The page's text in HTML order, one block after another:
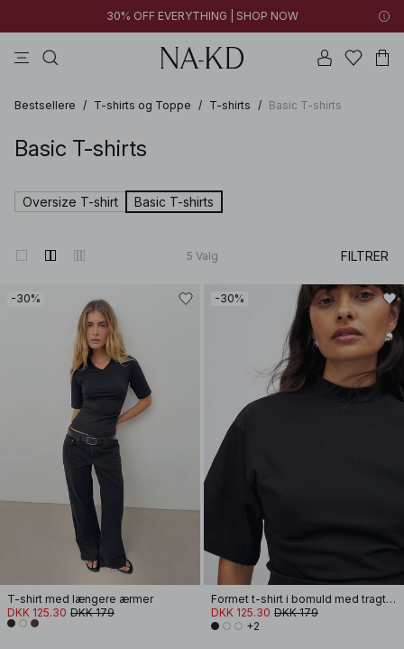
30% OFF EVERYTHING | SHOP NOW
Bestsellere / T-shirts og Toppe / T-shirts / Basic T-shirts
Basic T-shirts
Oversize T-shirt Basic T-shirts
5 Valg FILTRER
-30%
T-shirt med længere ærmer
DKK 125.30 DKK 179
-30%
Formet t-shirt i bomuld med tragtformet halsudskæring
DKK 125.30 DKK 179
+2